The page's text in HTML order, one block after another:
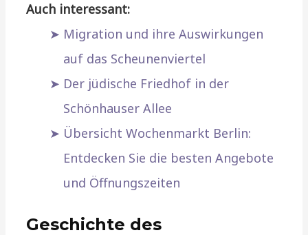
Auch interessant:
Migration und ihre Auswirkungen
auf das Scheunenviertel
Der jüdische Friedhof in der
Schönhauser Allee
Übersicht Wochenmarkt Berlin:
Entdecken Sie die besten Angebote
und Öffnungszeiten
Geschichte des